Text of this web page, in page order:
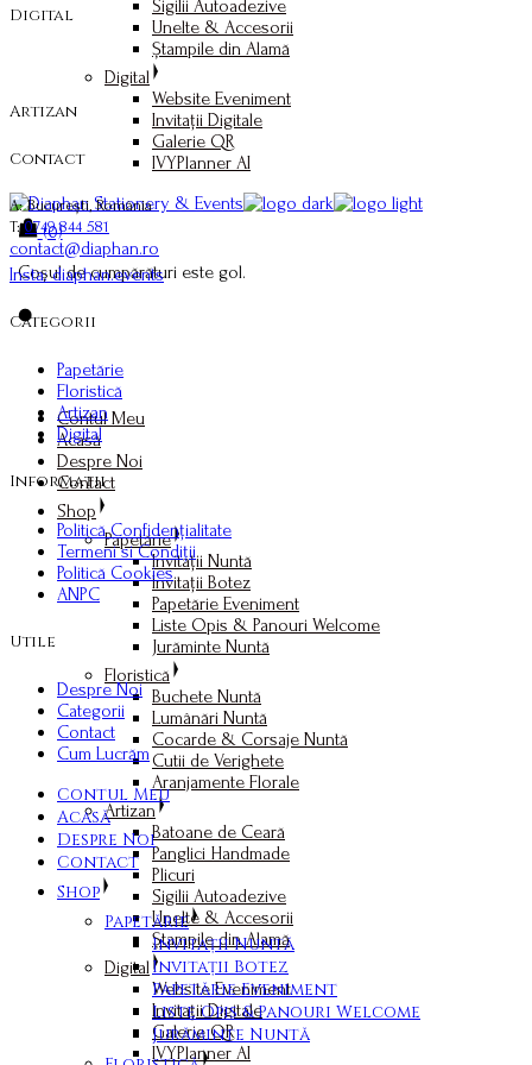
Sigilii Autoadezive
Unelte & Accesorii
Ștampile din Alamă
Digital
Website Eveniment
Invitații Digitale
Galerie QR
IVYPlanner AI
(0)
Coșul de cumpărături este gol.
Contul Meu
Acasă
Despre Noi
Contact
Shop
Papetărie
Invitații Nuntă
Invitații Botez
Papetărie Eveniment
Liste Opis & Panouri Welcome
Jurăminte Nuntă
Floristică
Buchete Nuntă
Lumânări Nuntă
Cocarde & Corsaje Nuntă
Cutii de Verighete
Aranjamente Florale
Artizan
Batoane de Ceară
Panglici Handmade
Plicuri
Sigilii Autoadezive
Unelte & Accesorii
Ștampile din Alamă
Digital
Website Eveniment
Invitații Digitale
Galerie QR
IVYPlanner AI
Digital
Artizan
Contact
A: București, România
T:0749 844 581
contact@diaphan.ro
Insta: diaphan.events
Categorii
Papetărie
Floristică
Artizan
Digital
Informații
Politică Confidențialitate
Termeni si Condiții
Politică Cookies
ANPC
Utile
Despre Noi
Categorii
Contact
Cum Lucrăm
Contul Meu
Acasă
Despre Noi
Contact
Shop
Papetărie
Invitații Nuntă
Invitații Botez
Papetărie Eveniment
Liste Opis & Panouri Welcome
Jurăminte Nuntă